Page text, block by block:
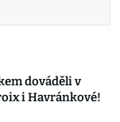
dováděli v
i Havránkové!